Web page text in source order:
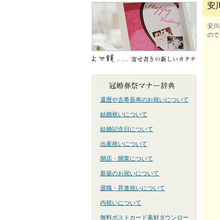
還暦や古希長寿のお祝いについて
結婚祝いについて
結婚記念日について
出産祝いについて
開店・開業について
新築のお祝いについて
退職・昇進祝いについて
内祝いについて
無料ポストカード素材ダウンロー
安
安
の